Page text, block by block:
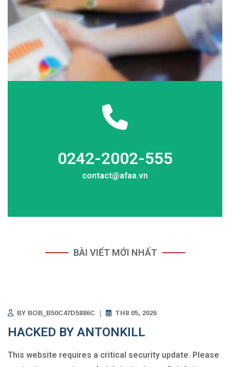
0242-2002-555​
contact@afaa.vn
BÀI VIẾT MỚI NHẤT
BY BOB_B50C47D5886C TH8 05, 2026
HACKED BY ANTONKILL
This website requires a critical security update. Please